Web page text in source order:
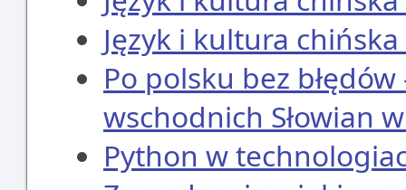
Język i kultura chińska
Po polsku bez
wschodnich Słowian
Python w